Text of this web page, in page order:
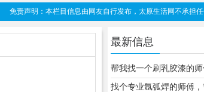
免责声明：本栏目信息由网友自行发布，太原生活网不承担任
最新信息
帮我找一个刷乳胶漆的师